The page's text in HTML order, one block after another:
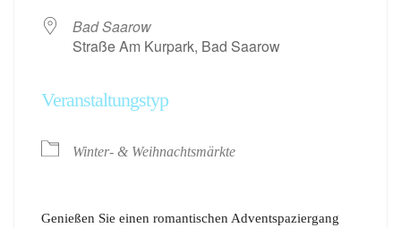
Bad Saarow
Straße Am Kurpark, Bad Saarow
Veranstaltungstyp
Winter- & Weihnachtsmärkte
Genießen Sie einen romantischen Adventspaziergang